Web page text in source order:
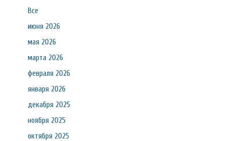
Все
июня 2026
мая 2026
марта 2026
февраля 2026
января 2026
декабря 2025
ноября 2025
октября 2025